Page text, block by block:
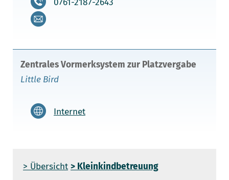
Zentrales Vormerksystem zur Platzvergabe
Little Bird
Internet
> Übersicht > Kleinkindbetreuung